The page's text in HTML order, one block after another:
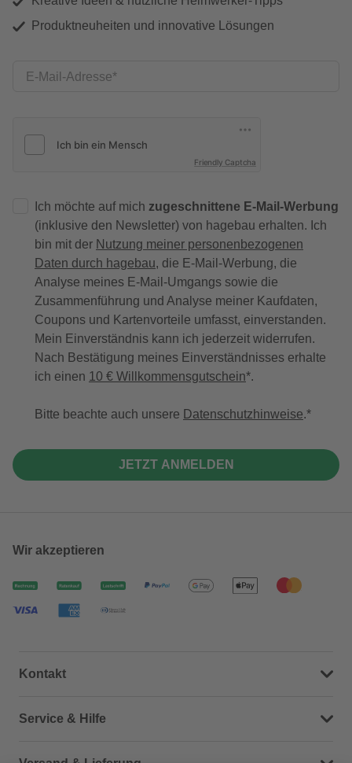
Produktneuheiten und innovative Lösungen
E-Mail-Adresse
Friendly Captcha
Ich möchte auf mich zugeschnittene E-Mail-Werbung
(inklusive den Newsletter) von hagebau erhalten. Ich
bin mit der Nutzung meiner personenbezogenen
Daten durch hagebau, die E-Mail-Werbung, die
Analyse meines E-Mail-Umgangs sowie die
Zusammenführung und Analyse meiner Kaufdaten,
Coupons und Kartenvorteile umfasst, einverstanden.
Mein Einverständnis kann ich jederzeit widerrufen.
Nach Bestätigung meines Einverständnisses erhalte
ich einen 10 € Willkommensgutschein*.
Bitte beachte auch unsere Datenschutzhinweise.
JETZT ANMELDEN
Wir akzeptieren
Kontakt
Dein Kontakt zu uns
Service & Hilfe